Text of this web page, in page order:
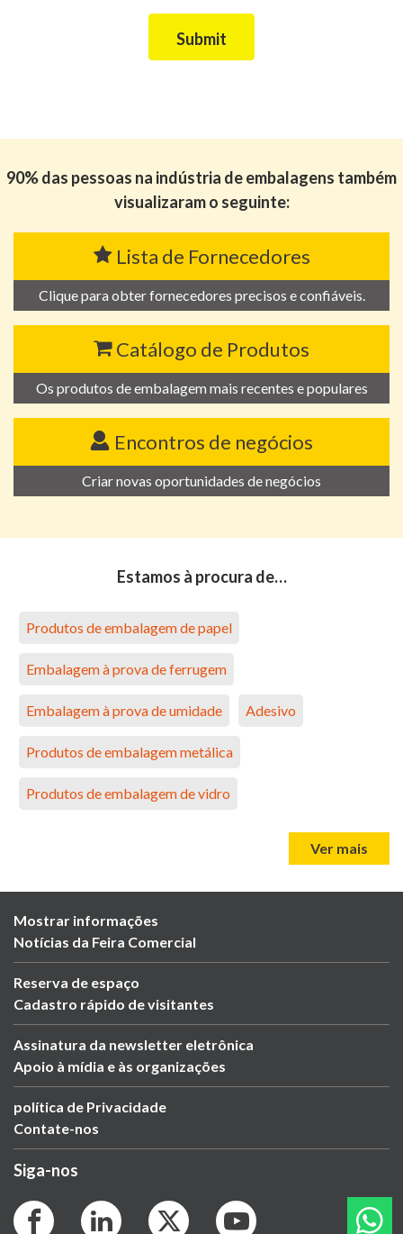
Submit
90% das pessoas na indústria de embalagens também
visualizaram o seguinte:
Lista de Fornecedores
Clique para obter fornecedores precisos e confiáveis.
Catálogo de Produtos
Os produtos de embalagem mais recentes e populares
Encontros de negócios
Criar novas oportunidades de negócios
Estamos à procura de…
Produtos de embalagem de papel
Embalagem à prova de ferrugem
Embalagem à prova de umidade Adesivo
Produtos de embalagem metálica
Produtos de embalagem de vidro
Ver mais
Mostrar informações
Notícias da Feira Comercial
Reserva de espaço
Cadastro rápido de visitantes
Assinatura da newsletter eletrônica
Apoio à mídia e às organizações
política de Privacidade
Contate-nos
Siga-nos